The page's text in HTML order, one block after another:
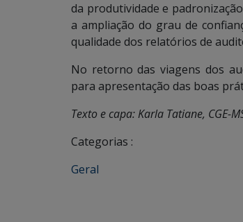
da produtividade e
a ampliação do grau de
qualidade dos relatórios de
No retorno das viagens dos
para apresentação das boas
Texto e capa: Karla Tatiane, CGE-
Categorias :
Geral